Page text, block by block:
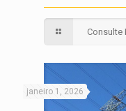
Consulte
janeiro 1, 2026